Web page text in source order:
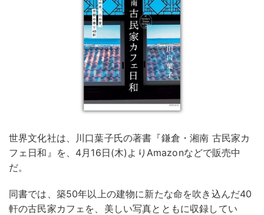
世界文化社は、川口葉子氏の著書『鎌倉・湘南 古民家カ
フェ日和』を、4月16日(木)よりAmazonなどで販売中
だ。
同書では、築50年以上の建物に新たな命を吹き込んだ40
軒の古民家カフェを、美しい写真とともに収録してい